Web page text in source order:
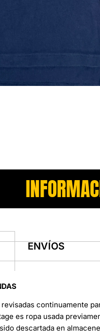
ENVÍOS
continuamente
es ropa usada
descartada en